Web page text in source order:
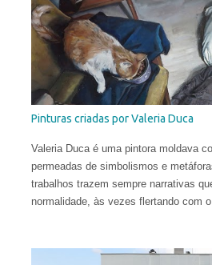
Pinturas criadas por Valeria Duca
Valeria Duca é uma pintora moldava
permeadas de simbolismos e
trabalhos trazem sempre narrativas
normalidade, às vezes flertando com
apenas 12 anos. Aos 17, mudou-se